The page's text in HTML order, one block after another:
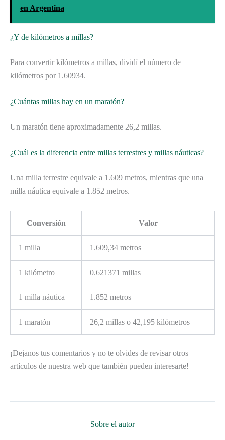
en Argentina
¿Y de kilómetros a millas?
Para convertir kilómetros a millas, dividí el número de
kilómetros por 1.60934.
¿Cuántas millas hay en un maratón?
Un maratón tiene aproximadamente 26,2 millas.
¿Cuál es la diferencia entre millas terrestres y millas náuticas?
Una milla terrestre equivale a 1.609 metros, mientras que una
milla náutica equivale a 1.852 metros.
Conversión Valor
1 milla 1.609,34 metros
1 kilómetro 0.621371 millas
1 milla náutica 1.852 metros
1 maratón 26,2 millas o 42,195 kilómetros
¡Dejanos tus comentarios y no te olvides de revisar otros
artículos de nuestra web que también pueden interesarte!
Sobre el autor